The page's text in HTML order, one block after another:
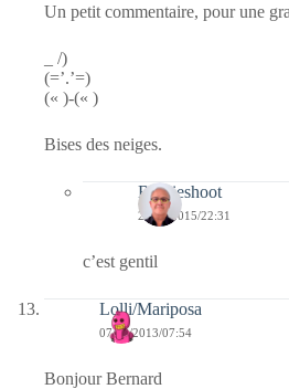
Un petit commentaire, pour une
_ /)
(=’.’=)
(« )-(« )
Bises des neiges.
Bernieshoot
20/01/2015/22:31
c’est gentil
Lolli/Mariposa
07/02/2013/07:54
Bonjour Bernard